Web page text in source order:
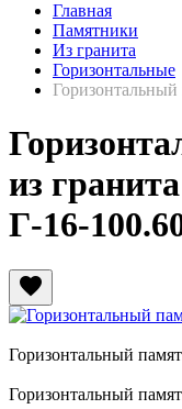
Главная
Памятники
Из гранита
Горизонтальные
из
Г-16-
favorite
Горизонтальный
Горизонтальный